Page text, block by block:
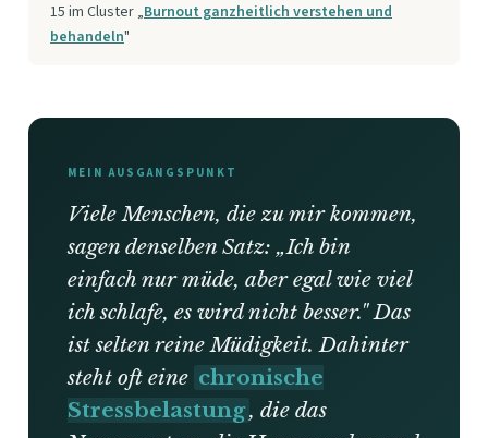
15 im Cluster „Burnout ganzheitlich verstehen und
behandeln"
MEIN AUSGANGSPUNKT
Viele Menschen, die zu mir kommen,
sagen denselben Satz: „Ich bin
einfach nur müde, aber egal wie viel
ich schlafe, es wird nicht besser." Das
ist selten reine Müdigkeit. Dahinter
steht oft eine chronische
Stressbelastung, die das